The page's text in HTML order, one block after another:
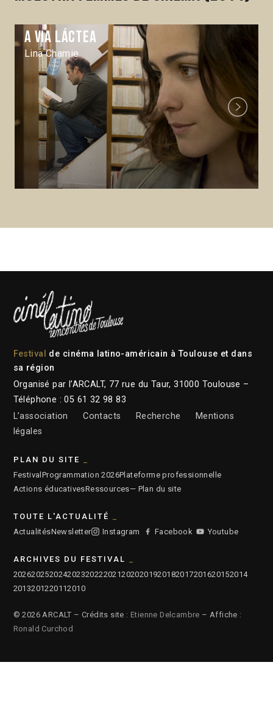
A Via láctea
Lina Chamie
Next
Festival
de cinéma latino-américain à Toulouse et dans
sa région
Organisé par l’ARCALT, 77 rue du Taur, 31000 Toulouse –
Téléphone : 05 61 32 98 83
L’association
Contacts Recherche
Mentions
légales
PLAN DU SITE
FestivalProgrammation 2026Plateforme professionnelle
Actions éducativesRessources— Plan du site
TOUTE L'ACTUALITÉ
ActualitésNewsletter Instagram Facebook Youtube
ARCHIVES DU FESTIVAL
2026202520242023202220212020201920182017201620152014
2013201220112010
© 2026 ARCALT – Crédits site : Etienne Delcambre – Affiche :
Ronald Curchod